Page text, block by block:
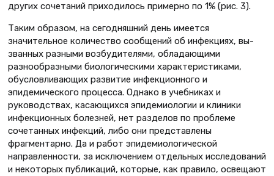
других сочетаний приходилось примерно по 1% (рис. 3).
Таким образом, на сегодняшний день имеется
значительное количество сообщений об инфекциях, вы­
званных разными возбудителями, обладающими
разнообразными биологическими характеристиками,
обусловливающих развитие инфекционного и
эпидемического процесса. Однако в учебниках и
руководствах, касающихся эпидемиологии и клиники
инфекционных болезней, нет разделов по проблеме
сочетанных инфекций, либо они представлены
фрагментарно. Да и работ эпидемиологической
направленности, за исключением отдельных исследований
и некоторых публикаций, которые, как правило, освещают